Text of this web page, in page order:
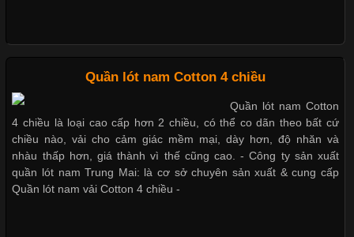
Chất Liệu Bamboo Xu Hướng Mới Trong Ngành Thời Trang
Cập nhật 2026-05-21 14:59:25
Trong những năm gần đây, vải Bamboo đang trở thành một
trong những chất liệu được yêu thích trong ngành thời trang
nhờ đặc tính mềm mại, thoáng khí và thân thiện với môi trường.
Không chỉ được ứng dụng trong quần áo thường ngày, loại vải
Quần lót nam boxer thun lạnh
Nguyên bộ quần lót nam Boxer thun lạnh giá rẻ
Dễ chịu hơn với quần lót nam giá rẻ vải Cotton 4 chiều
Quần lót nam Cotton 4 chiều
Quần lót nam Cotton
4 chiều là loại cao cấp hơn 2 chiều, có thể co dãn theo bất cứ
chiều nào, vải cho cảm giác mềm mại, dày hơn, độ nhăn và
nhàu thấp hơn, giá thành vì thế cũng cao. - Công ty sản xuất
quần lót nam Trung Mai: là cơ sở chuyên sản xuất & cung cấp
Quần lót nam vải Cotton 4 chiều -